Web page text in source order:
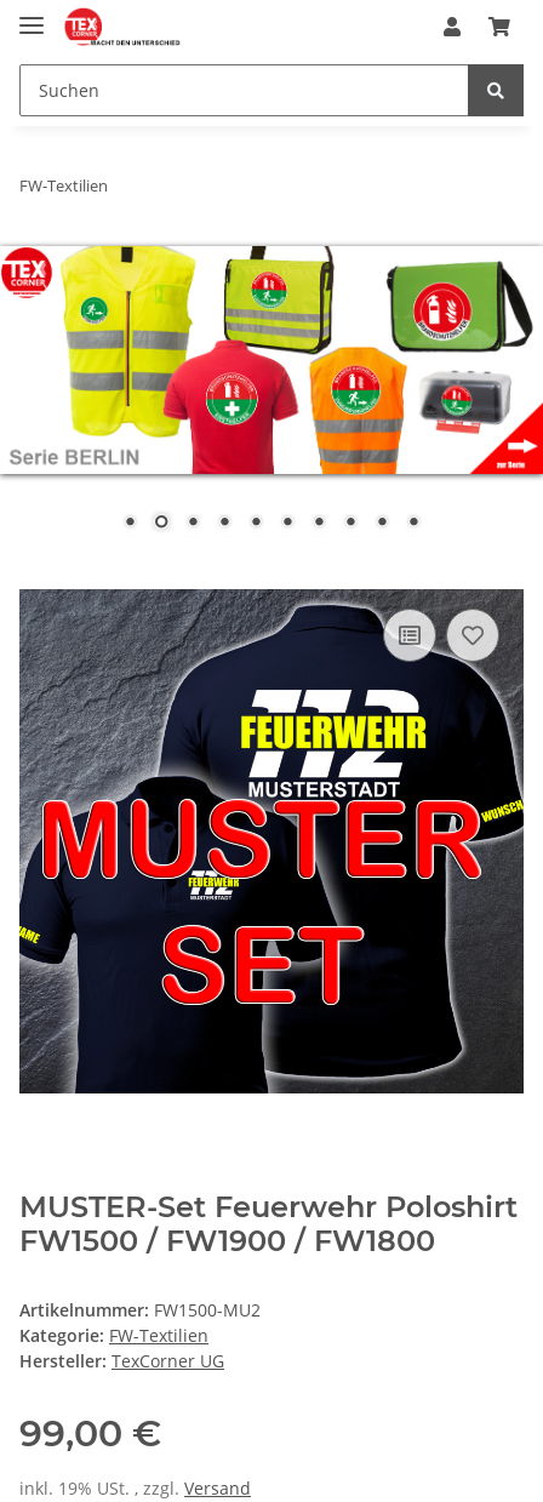
FW-Textilien
MUSTER-Set Feuerwehr Poloshirt
FW1500 / FW1900 / FW1800
Artikelnummer: FW1500-MU2
Kategorie: FW-Textilien
Hersteller: TexCorner UG
99,00 €
inkl. 19% USt. , zzgl. Versand